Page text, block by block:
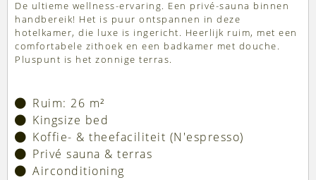
De ultieme wellness-ervaring. Een privé-sauna binnen
handbereik! Het is puur ontspannen in deze
hotelkamer, die luxe is ingericht. Heerlijk ruim, met een
comfortabele zithoek en een badkamer met douche.
Pluspunt is het zonnige terras.
Ruim: 26 m²
Kingsize bed
Koffie- & theefaciliteit (N'espresso)
Privé sauna & terras
Airconditioning